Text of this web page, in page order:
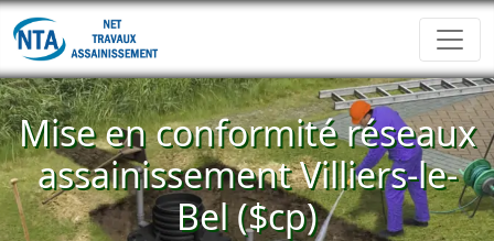
Mise en conformité réseaux
assainissement Villiers-le-
Bel ($cp)